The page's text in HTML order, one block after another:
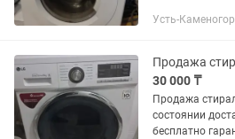
Смотрите
Усть-
Продажа
30 000 ₸
Продажа
состоянии
бесплатно